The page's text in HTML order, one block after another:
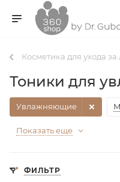
Косметика для ухода
Тоники для
Увлажняющие
Показать еще
ФИЛЬТР